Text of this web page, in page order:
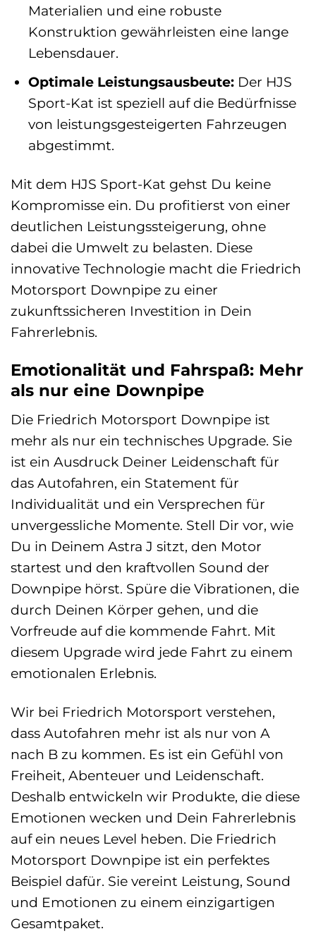
Materialien und eine robuste
Konstruktion gewährleisten eine lange
Lebensdauer.
Optimale Leistungsausbeute:Der HJS
Sport-Kat ist speziell auf die Bedürfnisse
von leistungsgesteigerten Fahrzeugen
abgestimmt.
Mit dem HJS Sport-Kat gehst Du keine
Kompromisse ein. Du profitierst von einer
deutlichen Leistungssteigerung, ohne
dabei die Umwelt zu belasten. Diese
innovative Technologie macht die Friedrich
Motorsport Downpipe zu einer
zukunftssicheren Investition in Dein
Fahrerlebnis.
Emotionalität und Fahrspaß: Mehr
als nur eine Downpipe
Die Friedrich Motorsport Downpipe ist
mehr als nur ein technisches Upgrade. Sie
ist ein Ausdruck Deiner Leidenschaft für
das Autofahren, ein Statement für
Individualität und ein Versprechen für
unvergessliche Momente. Stell Dir vor, wie
Du in Deinem Astra J sitzt, den Motor
startest und den kraftvollen Sound der
Downpipe hörst. Spüre die Vibrationen, die
durch Deinen Körper gehen, und die
Vorfreude auf die kommende Fahrt. Mit
diesem Upgrade wird jede Fahrt zu einem
emotionalen Erlebnis.
Wir bei Friedrich Motorsport verstehen,
dass Autofahren mehr ist als nur von A
nach B zu kommen. Es ist ein Gefühl von
Freiheit, Abenteuer und Leidenschaft.
Deshalb entwickeln wir Produkte, die diese
Emotionen wecken und Dein Fahrerlebnis
auf ein neues Level heben. Die Friedrich
Motorsport Downpipe ist ein perfektes
Beispiel dafür. Sie vereint Leistung, Sound
und Emotionen zu einem einzigartigen
Gesamtpaket.